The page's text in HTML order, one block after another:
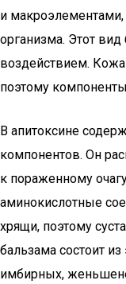
и
организма. Этот
воздействием. Кожа
поэтому
В апитоксине
компонентов. Он
к пораженному
аминокислотные
хрящи, поэтому
бальзама состоит
имбирных,